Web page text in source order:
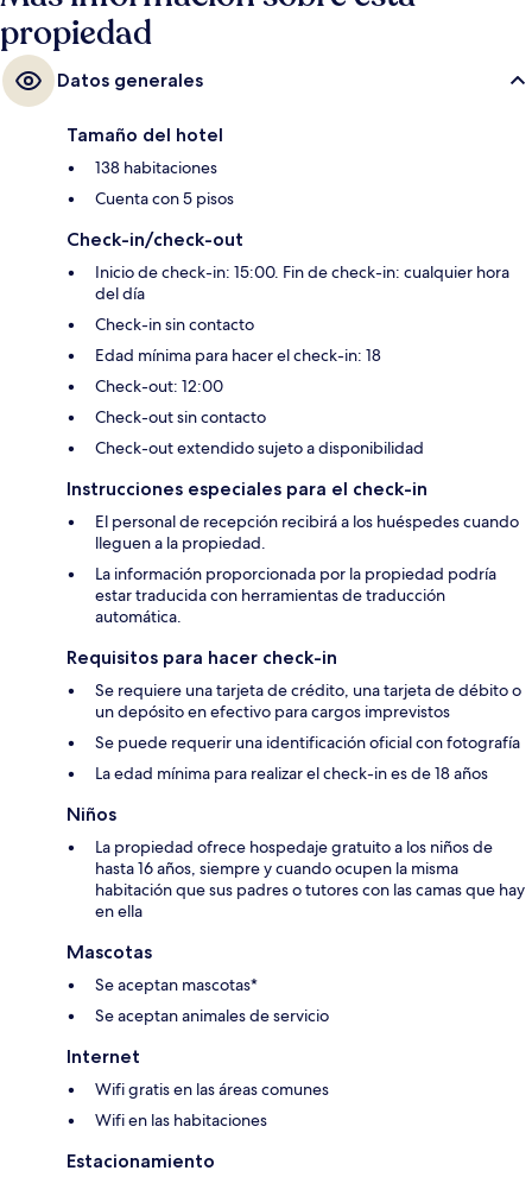
propiedad
Datos generales
Tamaño del hotel
138 habitaciones
Cuenta con 5 pisos
Check-in/check-out
Inicio de check-in: 15:00. Fin de check-in: cualquier hora
del día
Check-in sin contacto
Edad mínima para hacer el check-in: 18
Check-out: 12:00
Check-out sin contacto
Check-out extendido sujeto a disponibilidad
Instrucciones especiales para el check-in
El personal de recepción recibirá a los huéspedes cuando
lleguen a la propiedad.
La información proporcionada por la propiedad podría
estar traducida con herramientas de traducción
automática.
Requisitos para hacer check-in
Se requiere una tarjeta de crédito, una tarjeta de débito o
un depósito en efectivo para cargos imprevistos
Se puede requerir una identificación oficial con fotografía
La edad mínima para realizar el check-in es de 18 años
Niños
La propiedad ofrece hospedaje gratuito a los niños de
hasta 16 años, siempre y cuando ocupen la misma
habitación que sus padres o tutores con las camas que hay
en ella
Mascotas
Se aceptan mascotas*
Se aceptan animales de servicio
Internet
Wifi gratis en las áreas comunes
Wifi en las habitaciones
Estacionamiento